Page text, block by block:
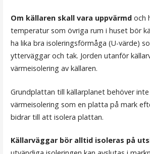
Om källaren skall vara uppvärmdoch
temperatur som övriga rum i huset bör
ha lika bra isoleringsförmåga (U-värde)
ytterväggar och tak. Jorden utanför
värmeisolering av källaren.
Grundplattan till källarplanet behöver
värmeisolering som en platta på mark
bidrar till att isolera plattan.
Källarväggar bör alltid isoleras på